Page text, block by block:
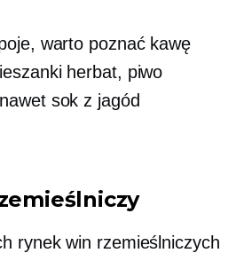
warto poznać kawę
herbat, piwo
sok z jagód
rynek win rzemieślniczych